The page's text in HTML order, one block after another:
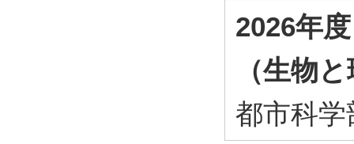
2026年
（生物
都市科学